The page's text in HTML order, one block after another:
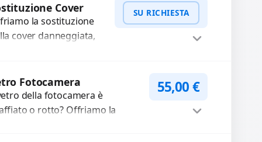
Cover
la sostituzione
cover danneggiata,
Ripristiniamo
estetico e...
SU RICHIESTA
Preventivo
Fotocamera
della fotocamera è
o rotto? Offriamo la
55,00€